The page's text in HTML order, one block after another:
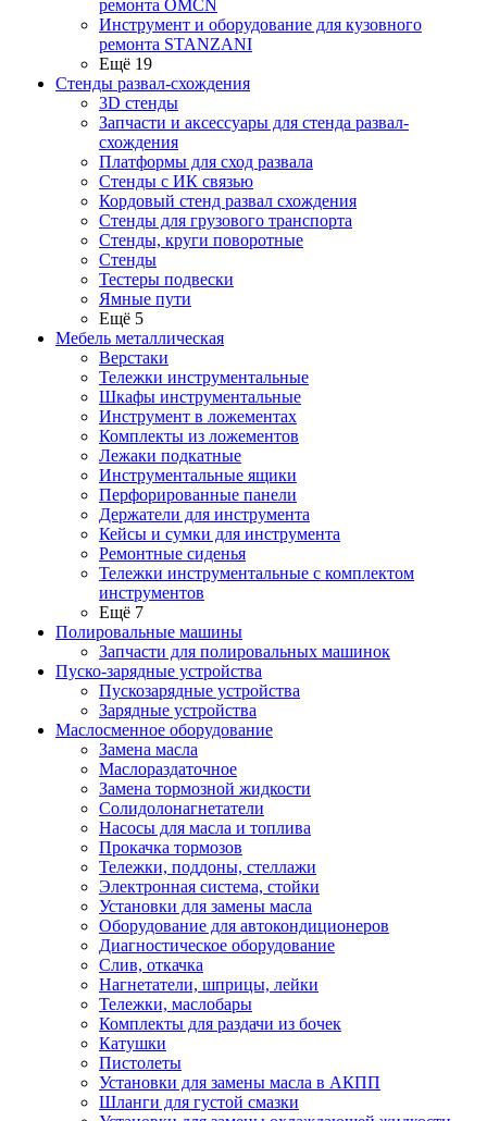
ремонта OMCN
Инструмент и оборудование для кузовного
ремонта STANZANI
Ещё 19
Стенды развал-схождения
3D стенды
Запчасти и аксессуары для стенда развал-
схождения
Платформы для сход развала
Стенды с ИК связью
Кордовый стенд развал схождения
Стенды для грузового транспорта
Стенды, круги поворотные
Стенды
Тестеры подвески
Ямные пути
Ещё 5
Мебель металлическая
Верстаки
Тележки инструментальные
Шкафы инструментальные
Инструмент в ложементах
Комплекты из ложементов
Лежаки подкатные
Инструментальные ящики
Перфорированные панели
Держатели для инструмента
Кейсы и сумки для инструмента
Ремонтные сиденья
Тележки инструментальные с комплектом
инструментов
Ещё 7
Полировальные машины
Запчасти для полировальных машинок
Пуско-зарядные устройства
Пускозарядные устройства
Зарядные устройства
Маслосменное оборудование
Замена масла
Маслораздаточное
Замена тормозной жидкости
Солидолонагнетатели
Насосы для масла и топлива
Прокачка тормозов
Тележки, поддоны, стеллажи
Электронная система, стойки
Установки для замены масла
Оборудование для автокондиционеров
Диагностическое оборудование
Слив, откачка
Нагнетатели, шприцы, лейки
Тележки, маслобары
Комплекты для раздачи из бочек
Катушки
Пистолеты
Установки для замены масла в АКПП
Шланги для густой смазки